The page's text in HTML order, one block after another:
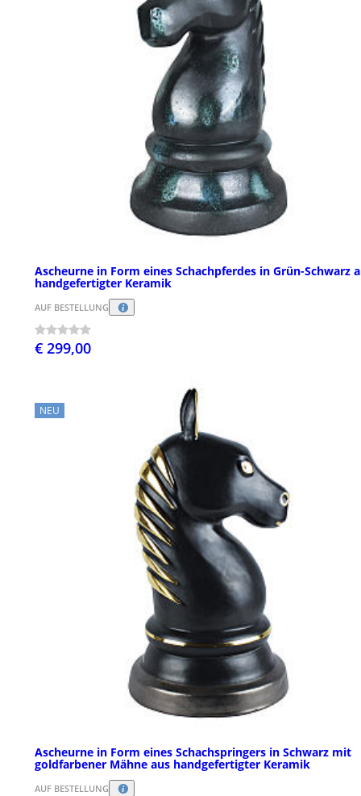
Ascheurne in Form eines Schachpferdes in Grün-Schwarz
handgefertigter Keramik
AUF BESTELLUNG
€ 299,00
NEU
Ascheurne in Form eines Schachspringers in Schwarz mit
goldfarbener Mähne aus handgefertigter Keramik
AUF BESTELLUNG